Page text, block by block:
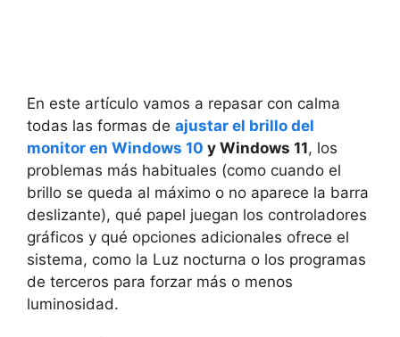
En este artículo vamos a repasar con calma
todas las formas de ajustar el brillo del
monitor en Windows 10 y Windows 11, los
problemas más habituales (como cuando el
brillo se queda al máximo o no aparece la barra
deslizante), qué papel juegan los controladores
gráficos y qué opciones adicionales ofrece el
sistema, como la Luz nocturna o los programas
de terceros para forzar más o menos
luminosidad.